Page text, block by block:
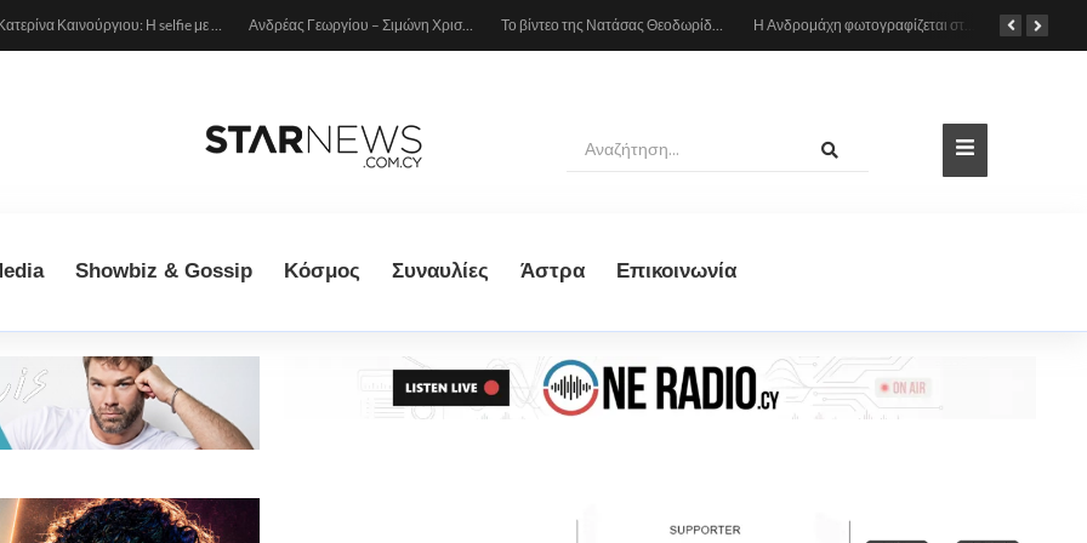
Κατερίνα Καινούργιου: Η selfie με μπλε μαγιό κάτω από τον ήλιο – Η λεπτομέρεια που λατρέψαμε (φωτογραφία) Ανδρέας Γεωργίου – Σιμώνη Χριστοδούλου: Ερωτευμένοι στο Μιλάνο! Το βίντεο της Νατάσας Θεοδωρίδου με τη μητέρα της από το αυτοκίνητο: «Πες κάτι στο κοινό σου ρε μαμά»
Showbiz & Gossip Κόσμος Συναυλίες Άστρα Eπικοινωνία